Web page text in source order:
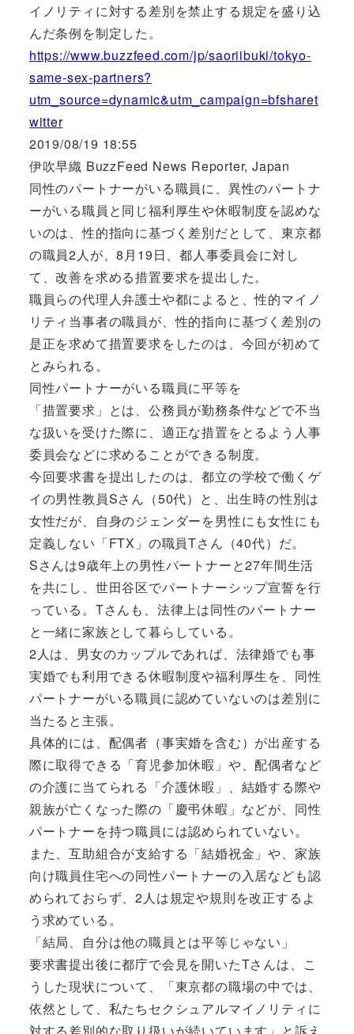
イノリティに対する差別を禁止する規定を盛り込
んだ条例を制定した。
https://www.buzzfeed.com/jp/saoriibuki/tokyo-
same-sex-partners?
utm_source=dynamic&utm_campaign=bfsharet
witter
2019/08/19 18:55
伊吹早織 BuzzFeed News Reporter, Japan
同性のパートナーがいる職員に、異性のパートナ
ーがいる職員と同じ福利厚生や休暇制度を認めな
いのは、性的指向に基づく差別だとして、東京都
の職員2人が、8月19日、都人事委員会に対し
て、改善を求める措置要求を提出した。
職員らの代理人弁護士や都によると、性的マイノ
リティ当事者の職員が、性的指向に基づく差別の
是正を求めて措置要求をしたのは、今回が初めて
とみられる。
同性パートナーがいる職員に平等を
「措置要求」とは、公務員が勤務条件などで不当
な扱いを受けた際に、適正な措置をとるよう人事
委員会などに求めることができる制度。
今回要求書を提出したのは、都立の学校で働くゲ
イの男性教員Sさん（50代）と、出生時の性別は
女性だが、自身のジェンダーを男性にも女性にも
定義しない「FTX」の職員Tさん（40代）だ。
Sさんは9歳年上の男性パートナーと27年間生活
を共にし、世田谷区でパートナーシップ宣誓を行
っている。Tさんも、法律上は同性のパートナー
と一緒に家族として暮らしている。
2人は、男女のカップルであれば、法律婚でも事
実婚でも利用できる休暇制度や福利厚生を、同性
パートナーがいる職員に認めていないのは差別に
当たると主張。
具体的には、配偶者（事実婚を含む）が出産する
際に取得できる「育児参加休暇」や、配偶者など
の介護に当てられる「介護休暇」、結婚する際や
親族が亡くなった際の「慶弔休暇」などが、同性
パートナーを持つ職員には認められていない。
また、互助組合が支給する「結婚祝金」や、家族
向け職員住宅への同性パートナーの入居なども認
められておらず、2人は規定や規則を改正するよ
う求めている。
「結局、自分は他の職員とは平等じゃない」
要求書提出後に都庁で会見を開いたTさんは、こ
うした現状について、「東京都の職場の中では、
依然として、私たちセクシュアルマイノリティに
対する差別的な取り扱いが続いています」と訴え